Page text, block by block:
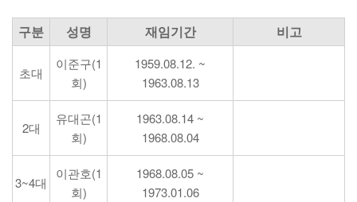
구분 성명 재임기간 비고
초대
이준구(1
회)
1959.08.12. ~
1963.08.13
2대
유대곤(1
회)
1963.08.14 ~
1968.08.04
3~4대
이관호(1
회)
1968.08.05 ~
1973.01.06